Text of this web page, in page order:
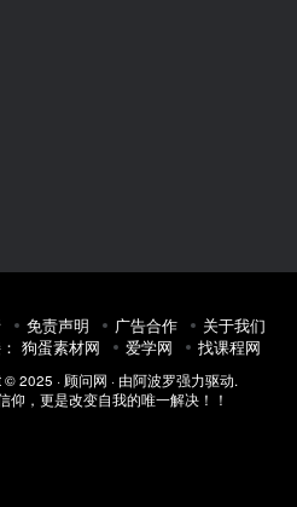
免责声明 广告合作
关于我们
狗蛋素材网 爱学网 找课程网
© 2025 · 顾问网 · 由阿波罗强力驱动.
仰，更是改变自我的唯一解决！！